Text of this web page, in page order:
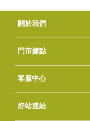
關於我們
公司簡介
品牌故事
最新消息
隱私權聲明
版權聲明
門市據點
總部
北區
中區
南區
東區
海外
客服中心
會員等級
購物流程
訂單查詢
常見問題
海外訂購流程
連絡我們
下載專區
紅利點數
好站連結